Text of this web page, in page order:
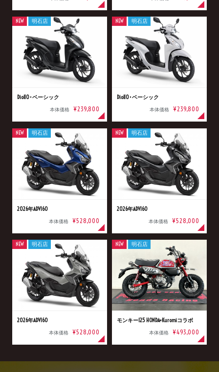
Dio110･ベーシック
本体価格 ¥239,800
NEW 明石店
Dio110･ベーシック
本体価格 ¥239,800
NEW 明石店
2026年ADV160
本体価格 ¥528,000
NEW 明石店
2026年ADV160
本体価格 ¥528,000
NEW 明石店
2026年ADV160
本体価格 ¥528,000
NEW 明石店
モンキー125 HONDA×Kuromiコラボ
本体価格 ¥493,000
NEW 明石店